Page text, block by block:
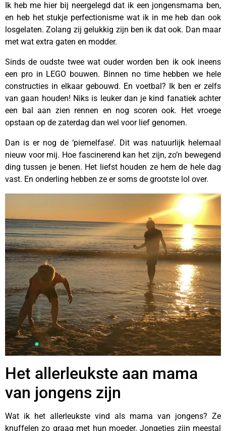
Ik heb me hier bij neergelegd dat ik een jongensmama ben,
en heb het stukje perfectionisme wat ik in me heb dan ook
losgelaten. Zolang zij gelukkig zijn ben ik dat ook. Dan maar
met wat extra gaten en modder.
Sinds de oudste twee wat ouder worden ben ik ook ineens
een pro in LEGO bouwen. Binnen no time hebben we hele
constructies in elkaar gebouwd. En voetbal? Ik ben er zelfs
van gaan houden! Niks is leuker dan je kind fanatiek achter
een bal aan zien rennen en nog scoren ook. Het vroege
opstaan op de zaterdag dan wel voor lief genomen.
Dan is er nog de ‘piemelfase’. Dit was natuurlijk helemaal
nieuw voor mij. Hoe fascinerend kan het zijn, zo’n bewegend
ding tussen je benen. Het liefst houden ze hem de hele dag
vast. En onderling hebben ze er soms de grootste lol over.
Het allerleukste aan mama
van jongens zijn
Wat ik het allerleukste vind als mama van jongens? Ze
knuffelen zo graag met hun moeder. Jongetjes zijn meestal